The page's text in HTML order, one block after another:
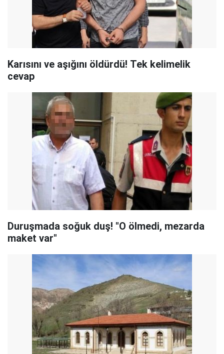
Karısını ve aşığını öldürdü! Tek kelimelik
cevap
Duruşmada soğuk duş! "O ölmedi, mezarda
maket var"